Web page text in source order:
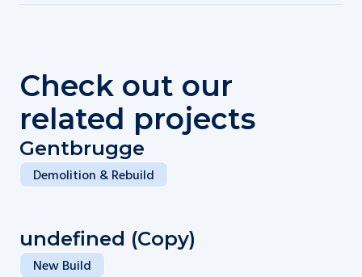
Check out our
related projects
Gentbrugge
Demolition & Rebuild
undefined (Copy)
New Build